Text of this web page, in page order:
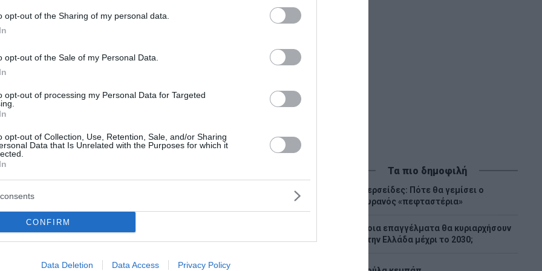
opt-out of the Sharing of my personal data.
opt-out of the Sale of my Personal Data.
opt-out of processing my Personal Data for Targeted
opt-out of Collection, Use, Retention, Sale, and/or Sharing
Data that Is Unrelated with the Purposes for which it
CONFIRM
Data Deletion Data Access Privacy Policy
την Άνοια στο Δήμο Αγίου Δημητρίου
σταλεί 2 μηνύματα του 112
Lykavitos.gr στο Google News
όλες τις ειδήσεις
Τα πιο δημοφιλή
Περσείδες: Πότε θα γεμίσει ο
ουρανός «πεφταστέρια»
Ποια επαγγέλματα θα κυριαρχήσουν
στην Ελλάδα μέχρι το 2030;